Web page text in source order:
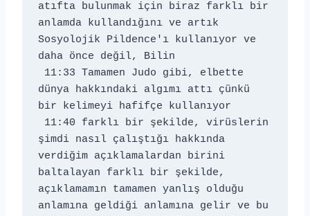
atıfta bulunmak için biraz farklı bir
anlamda kullandığını ve artık
Sosyolojik Pildence'ı kullanıyor ve
daha önce değil, Bilin
dünya hakkındaki algımı attı çünkü
bir kelimeyi hafifçe kullanıyor
şimdi nasıl çalıştığı hakkında
verdiğim açıklamalardan birini
baltalayan farklı bir şekilde,
açıklamamın tamamen yanlış olduğu
anlamına geldiği anlamına gelir ve bu